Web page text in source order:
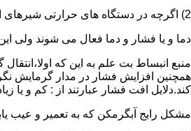
2) اگرچه در دستگاه های حرارتی شیرهای اطمینان با افزایش فشار،
دما و یا فشار و دما فعال می شوند ولی
منبع انبساط بت علم به این که
همچنین افزایش فشار در مدار گرمایش
کند.دلایل افت فشار عبارتند از : کم و یا
مشکل رایج آبگرمکن که به تعمیر و عیب